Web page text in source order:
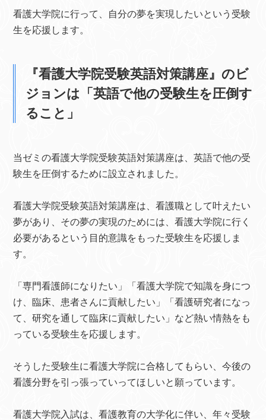
看護大学院に行って、自分の夢を実現したいという受験
生を応援します。
『看護大学院受験英語対策講座』のビ
ジョンは「英語で他の受験生を圧倒す
ること」
当ゼミの看護大学院受験英語対策講座は、英語で他の受
験生を圧倒するために設立されました。
看護大学院受験英語対策講座は、看護職として叶えたい
夢があり、その夢の実現のためには、看護大学院に行く
必要があるという目的意識をもった受験生を応援しま
す。
「専門看護師になりたい」「看護大学院で知識を身につ
け、臨床、患者さんに貢献したい」「看護研究者になっ
て、研究を通して臨床に貢献したい」など熱い情熱をも
っている受験生を応援します。
そうした受験生に看護大学院に合格してもらい、今後の
看護分野を引っ張っていってほしいと願っています。
看護大学院入試は、看護教育の大学化に伴い、年々受験